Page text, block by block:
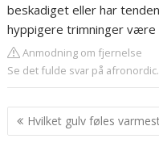
beskadiget eller har
hyppigere trimninger være
Anmodning om fjernelse
Se det fulde svar på
Hvilket gulv føles